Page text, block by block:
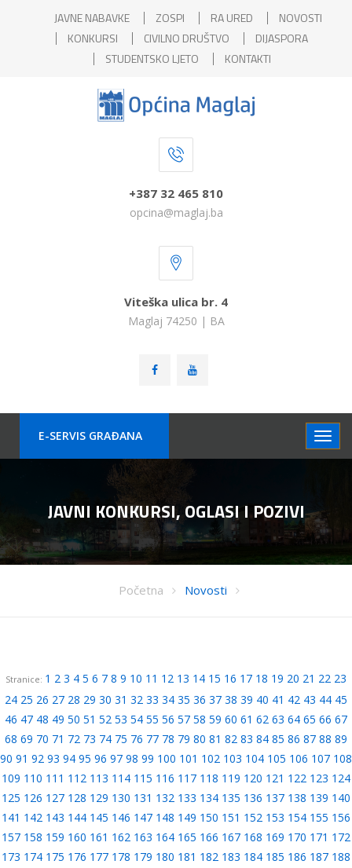
JAVNE NABAVKE ZOSPI RA URED
NOVOSTI
KONKURSI
CIVILNO DRUŠTVO
DIJASPORA
STUDENTSKO LJETO
KONTAKTI
+387 32 465 810
opcina@maglaj.ba
Viteška ulica br. 4
Maglaj 74250 | BA
E-SERVIS GRAÐANA
JAVNI KONKURSI, OGLASI I POZIVI
Početna Novosti
Stranice: 1 2 3 4 5 6 7 8 9 10 11 12 13 14 15 16 17 18 19 20 21 22 23
24 25 26 27 28 29 30 31 32 33 34 35 36 37 38 39 40 41 42 43 44 45
46 47 48 49 50 51 52 53 54 55 56 57 58 59 60 61 62 63 64 65 66 67
68 69 70 71 72 73 74 75 76 77 78 79 80 81 82 83 84 85 86 87 88 89
90 91 92 93 94 95 96 97 98 99 100 101 102 103 104 105 106 107 108
109 110 111 112 113 114 115 116 117 118 119 120 121 122 123 124
125 126 127 128 129 130 131 132 133 134 135 136 137 138 139 140
141 142 143 144 145 146 147 148 149 150 151 152 153 154 155 156
157 158 159 160 161 162 163 164 165 166 167 168 169 170 171 172
173 174 175 176 177 178 179 180 181 182 183 184 185 186 187 188